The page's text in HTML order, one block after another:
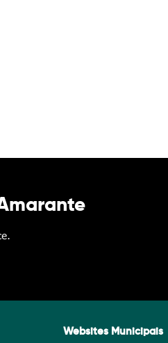
Websites Municipais